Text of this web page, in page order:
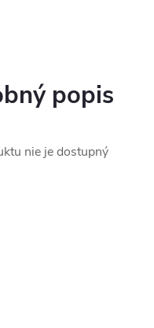
popis
nie je dostupný